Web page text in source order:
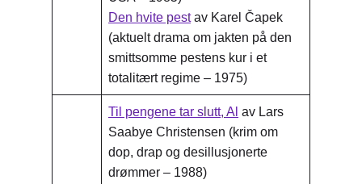
Den hvite pestav Karel Čapek
(aktuelt drama om jakten på den
smittsomme pestens kur i et
totalitært regime – 1975)
Til pengene tar slutt, Al av Lars
Saabye Christensen (krim om
dop, drap og desillusjonerte
drømmer – 1988)